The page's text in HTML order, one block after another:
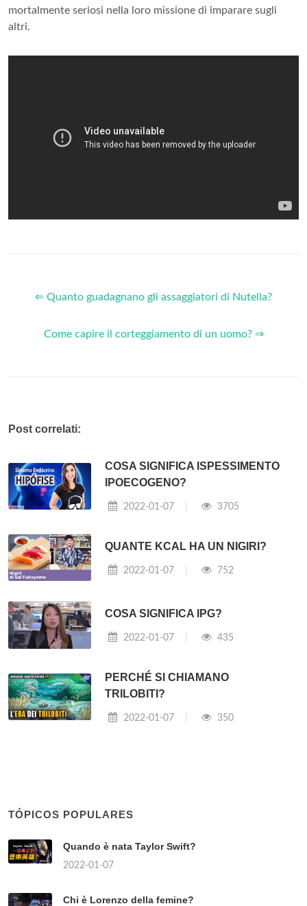
mortalmente seriosi nella loro missione di imparare sugli
altri.
⇐ Quanto guadagnano gli assaggiatori di Nutella?
Come capire il corteggiamento di un uomo? ⇒
Post correlati:
COSA SIGNIFICA ISPESSIMENTO
IPOECOGENO?
2022-01-07 3705
QUANTE KCAL HA UN NIGIRI?
2022-01-07 752
COSA SIGNIFICA IPG?
2022-01-07 435
PERCHÉ SI CHIAMANO
TRILOBITI?
2022-01-07 350
TÓPICOS POPULARES
Quando è nata Taylor Swift?
2022-01-07
Chi è Lorenzo della femine?